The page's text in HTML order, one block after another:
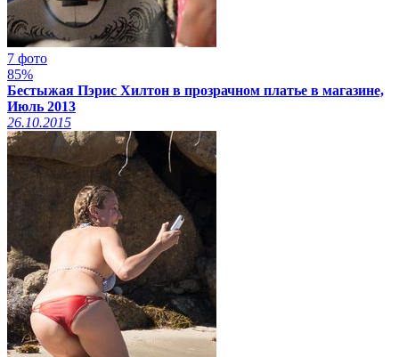
7 фото
85%
Бестыжая Пэрис Хилтон в прозрачном платье в магазине,
Июль 2013
26.10.2015